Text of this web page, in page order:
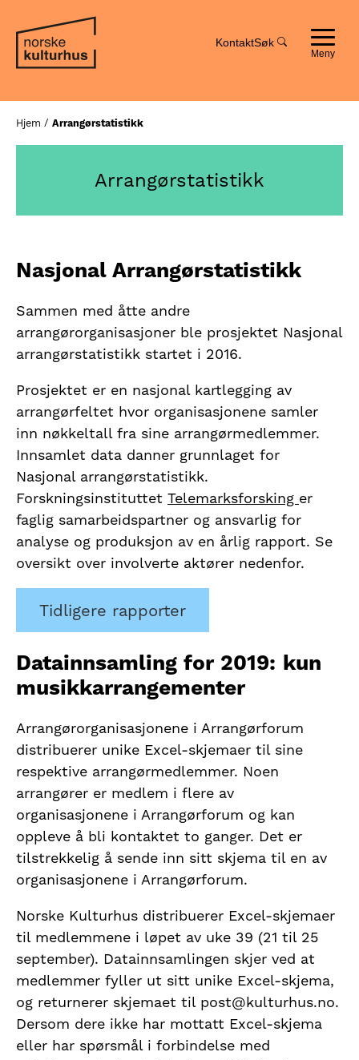
innhold
navigasjon
KontaktSøk
Toggle
Hjem / Arrangørstatistikk
Arrangørstatistikk
Nasjonal Arrangørstatistikk
Sammen med åtte andre
arrangørorganisasjoner ble prosjektet Nasjonal
arrangørstatistikk startet i 2016.
Prosjektet er en nasjonal kartlegging av
arrangørfeltet hvor organisasjonene samler
inn nøkkeltall fra sine arrangørmedlemmer.
Innsamlet data danner grunnlaget for
Nasjonal arrangørstatistikk.
Forskningsinstituttet Telemarksforsking er
faglig samarbeidspartner og ansvarlig for
analyse og produksjon av en årlig rapport. Se
oversikt over involverte aktører nedenfor.
Tidligere rapporter
Datainnsamling for 2019: kun
musikkarrangementer
Arrangørorganisasjonene i Arrangørforum
distribuerer unike Excel-skjemaer til sine
respektive arrangørmedlemmer. Noen
arrangører er medlem i flere av
organisasjonene i Arrangørforum og kan
oppleve å bli kontaktet to ganger. Det er
tilstrekkelig å sende inn sitt skjema til en av
organisasjonene i Arrangørforum.
Norske Kulturhus distribuerer Excel-skjemaer
til medlemmene i løpet av uke 39 (21 til 25
september). Datainnsamlingen skjer ved at
medlemmer fyller ut sitt unike Excel-skjema,
og returnerer skjemaet til post@kulturhus.no.
Dersom dere ikke har mottatt Excel-skjema
eller har spørsmål i forbindelse med